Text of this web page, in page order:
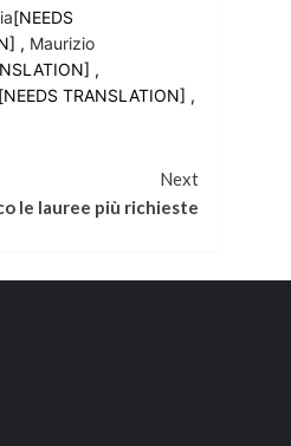
[NEEDS
, Maurizio
,
[NEEDS TRANSLATION] ,
Next
le lauree più richieste